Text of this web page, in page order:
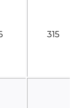
315